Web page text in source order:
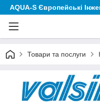
AQUA-S Європейські
Товари та послуги